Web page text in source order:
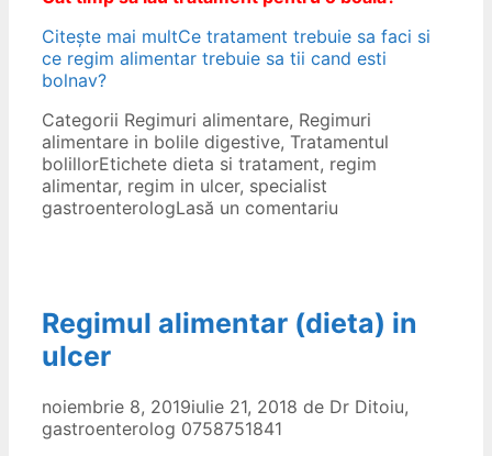
Citește mai multCe tratament trebuie sa faci si
ce regim alimentar trebuie sa tii cand esti
bolnav?
Categorii Regimuri alimentare, Regimuri
alimentare in bolile digestive, Tratamentul
bolillorEtichete dieta si tratament, regim
alimentar, regim in ulcer, specialist
gastroenterologLasă un comentariu
Regimul alimentar (dieta) in
ulcer
noiembrie 8, 2019iulie 21, 2018 de Dr Ditoiu,
gastroenterolog 0758751841